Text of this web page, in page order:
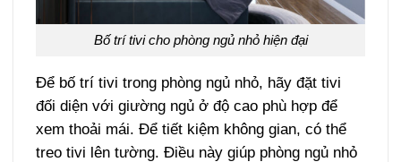
Bố trí tivi cho phòng ngủ nhỏ hiện đại
Để bố trí tivi trong phòng ngủ nhỏ, hãy đặt tivi
đối diện với giường ngủ ở độ cao phù hợp để
xem thoải mái. Để tiết kiệm không gian, có thể
treo tivi lên tường. Điều này giúp phòng ngủ nhỏ